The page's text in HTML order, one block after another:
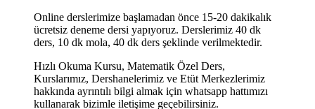
Online derslerimize başlamadan önce 15-20 dakikalık
ücretsiz deneme dersi yapıyoruz. Derslerimiz 40 dk
ders, 10 dk mola, 40 dk ders şeklinde verilmektedir.
Hızlı Okuma Kursu, Matematik Özel Ders,
Kurslarımız, Dershanelerimiz ve Etüt Merkezlerimiz
hakkında ayrıntılı bilgi almak için whatsapp hattımızı
kullanarak bizimle iletişime geçebilirsiniz.